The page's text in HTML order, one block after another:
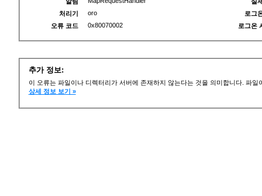
처리기
oro
오류 코드
0x80070002
로그
로그온
추가 정보:
이 오류는 파일이나 디렉터리가 서버에 존재하지 않는다는 것을 의미합니다. 파
상세 정보 보기 »